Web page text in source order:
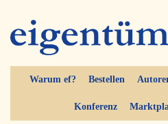
Warum ef? Bestellen
Konferenz